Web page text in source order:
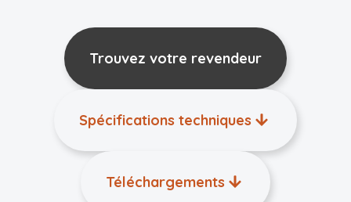
Trouvez votre revendeur
Spécifications techniques
Téléchargements